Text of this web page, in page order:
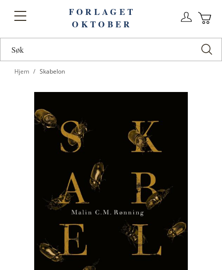
Toggle
FORLAGET
OKTOBER
Hjem Skabelon